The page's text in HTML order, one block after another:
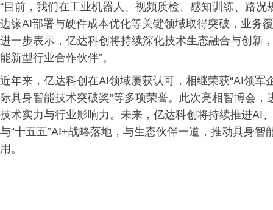
“目前，我们在工业机器人、视频质检、感知训练、路
边缘AI部署与硬件成本优化等关键领域取得突破，业务
进一步表示，亿达科创将持续深化技术生态融合与创新
能新型行业合作伙伴”。
近年来，亿达科创在AI领域屡获认可，相继荣获“AI领军
际具身智能技术突破奖”等多项荣誉。此次亮相智博会
技术实力与行业影响力。未来，亿达科创将持续推进AI
与“十五五”AI+战略落地，与生态伙伴一道，推动具身
用。